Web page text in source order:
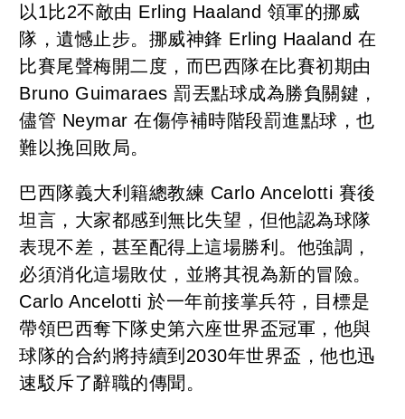
以1比2不敵由 Erling Haaland 領軍的挪威
隊，遺憾止步。挪威神鋒 Erling Haaland 在
比賽尾聲梅開二度，而巴西隊在比賽初期由
Bruno Guimaraes 罰丟點球成為勝負關鍵，
儘管 Neymar 在傷停補時階段罰進點球，也
難以挽回敗局。
巴西隊義大利籍總教練 Carlo Ancelotti 賽後
坦言，大家都感到無比失望，但他認為球隊
表現不差，甚至配得上這場勝利。他強調，
必須消化這場敗仗，並將其視為新的冒險。
Carlo Ancelotti 於一年前接掌兵符，目標是
帶領巴西奪下隊史第六座世界盃冠軍，他與
球隊的合約將持續到2030年世界盃，他也迅
速駁斥了辭職的傳聞。